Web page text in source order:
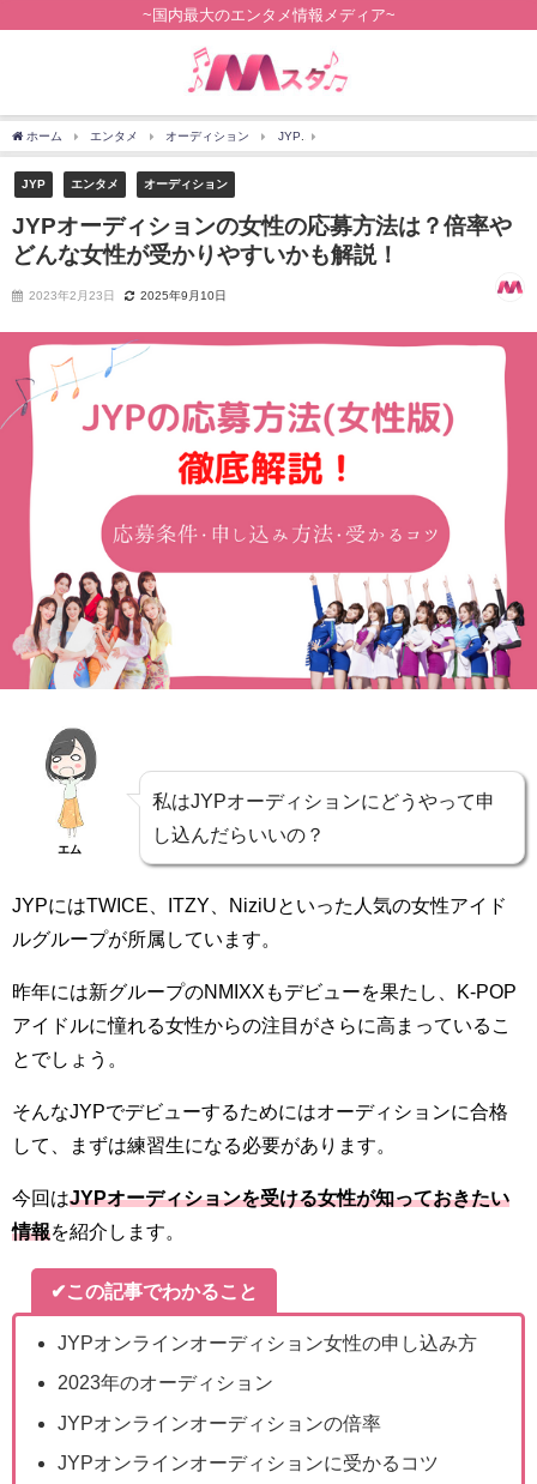
~国内最大のエンタメ情報メディア~
ホーム エンタメ オーディション JYP
JYP エンタメ オーディション
JYPオーディションの女性の応募方法は？倍率や
どんな女性が受かりやすいかも解説！
2023年2月23日 2025年9月10日
エム
私はJYPオーディションにどうやって申
し込んだらいいの？
JYPにはTWICE、ITZY、NiziUといった人気の女性アイド
ルグループが所属しています。
昨年には新グループのNMIXXもデビューを果たし、K-POP
アイドルに憧れる女性からの注目がさらに高まっているこ
とでしょう。
そんなJYPでデビューするためにはオーディションに合格
して、まずは練習生になる必要があります。
今回はJYPオーディションを受ける女性が知っておきたい
情報を紹介します。
✔この記事でわかること
JYPオンラインオーディション女性の申し込み方
2023年のオーディション
JYPオンラインオーディションの倍率
JYPオンラインオーディションに受かるコツ